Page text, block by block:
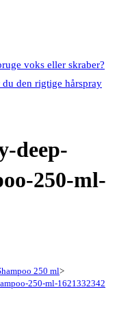
voks eller skraber?
den rigtige hårspray
deep-
250-ml-
250 ml>
250-ml-1621332342